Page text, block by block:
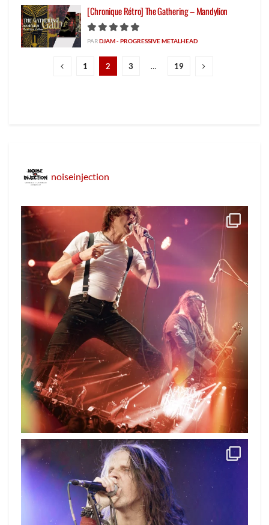
[Chronique Rétro] The Gathering – Mandylion
PARDJAM - PROGRESSIVE METALHEAD
1 2 3 … 19
noiseinjection